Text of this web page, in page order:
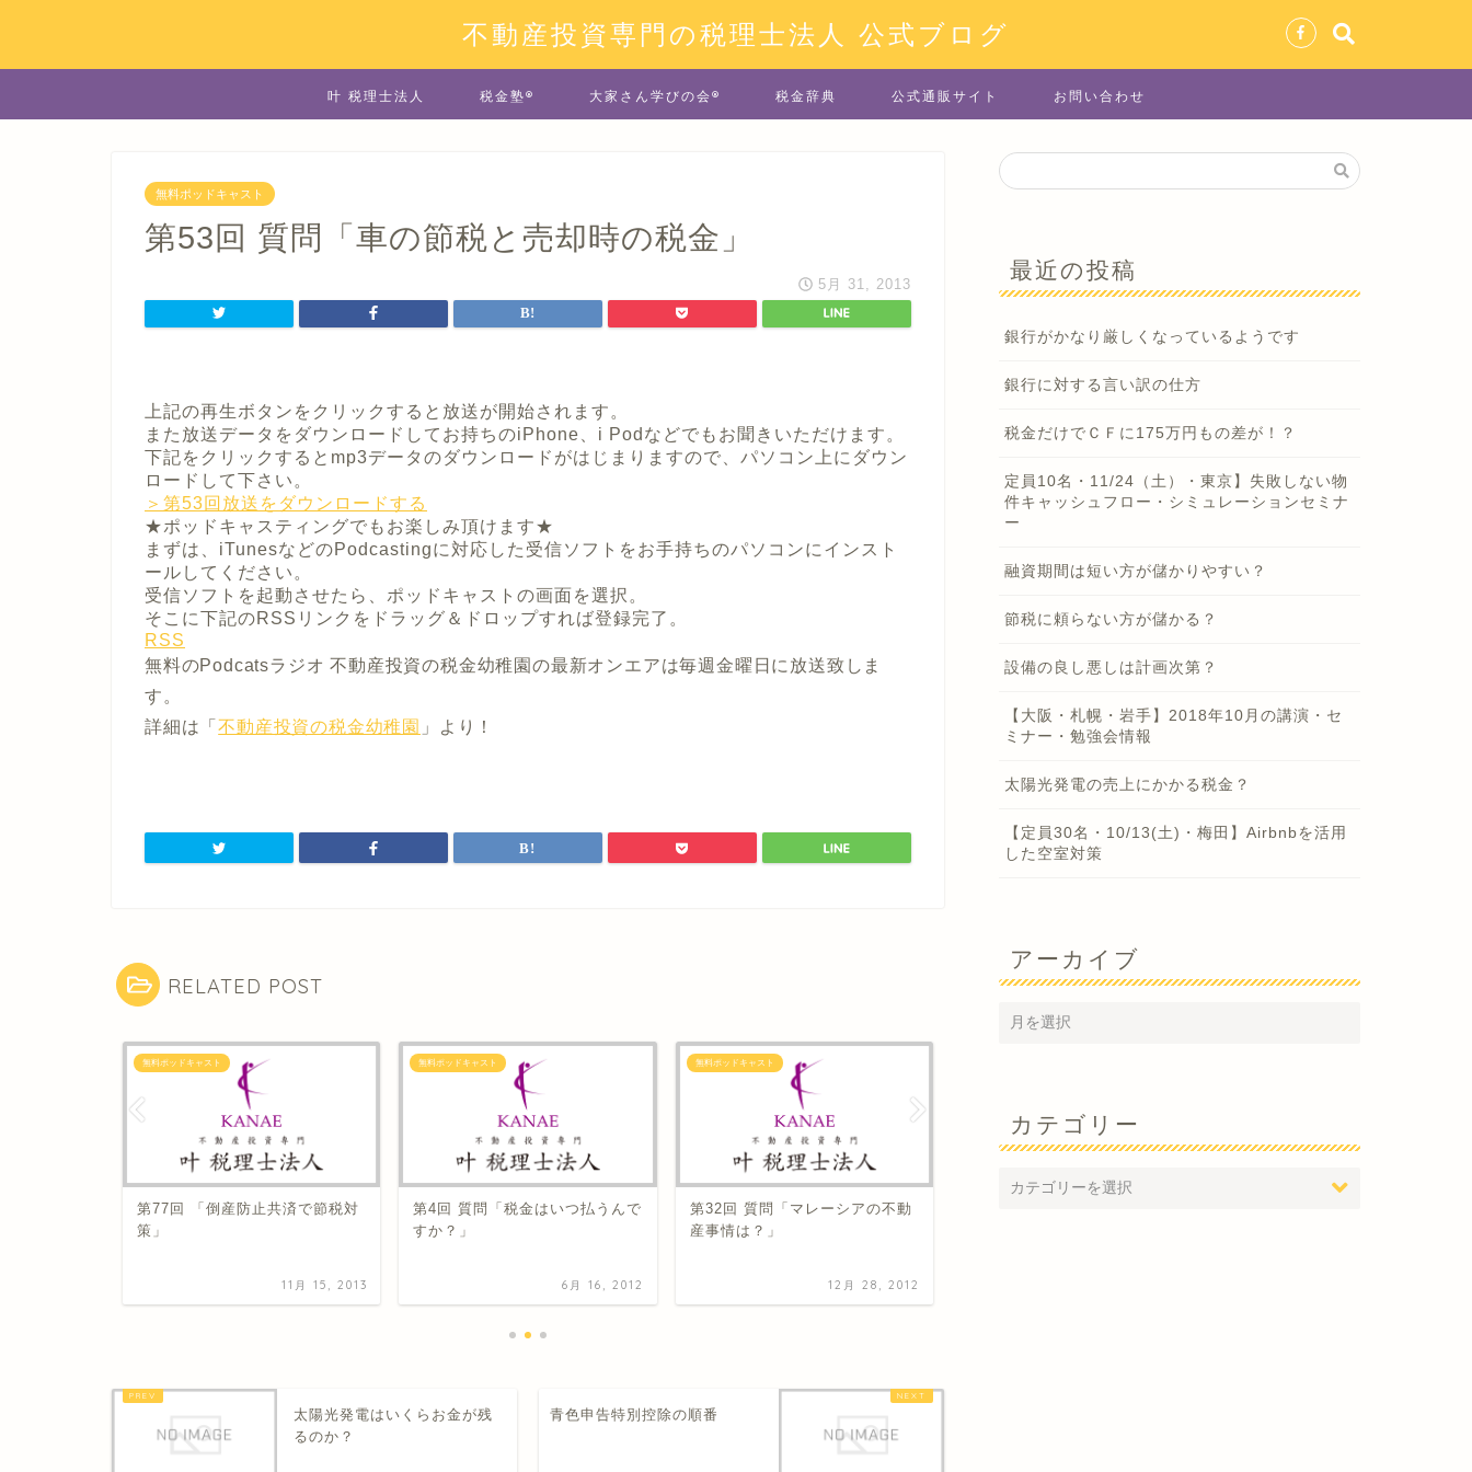
不動産投資専門の税理士法人 公式ブログ
叶 税理士法人 税金塾® 大家さん学びの会® 税金辞典 公式通販サイト お問い合わせ
無料ポッドキャスト
第53回 質問「車の節税と売却時の税金」
5月 31, 2013
上記の再生ボタンをクリックすると放送が開始されます。
また放送データをダウンロードしてお持ちのiPhone、i Podなどでもお聞きいただけます。
下記をクリックするとmp3データのダウンロードがはじまりますので、パソコン上にダウン
ロードして下さい。
＞第53回放送をダウンロードする
★ポッドキャスティングでもお楽しみ頂けます★
まずは、iTunesなどのPodcastingに対応した受信ソフトをお手持ちのパソコンにインスト
ールしてください。
受信ソフトを起動させたら、ポッドキャストの画面を選択。
そこに下記のRSSリンクをドラッグ＆ドロップすれば登録完了。
RSS
無料のPodcatsラジオ 不動産投資の税金幼稚園の最新オンエアは毎週金曜日に放送致しま
す。
詳細は「不動産投資の税金幼稚園 」より！
RELATED POST
無料ポッドキャスト
第77回 「倒産防止共済で節税対
策」
11月 15, 2013
無料ポッドキャスト
第4回 質問「税金はいつ払うんで
すか？」
6月 16, 2012
無料ポッドキャスト
第32回 質問「マレーシアの不動
産事情は？」
12月 28, 2012
太陽光発電はいくらお金が残
るのか？
青色申告特別控除の順番
最近の投稿
銀行がかなり厳しくなっているようです
銀行に対する言い訳の仕方
税金だけでＣＦに175万円もの差が！？
定員10名・11/24（土）・東京】失敗しない物
件キャッシュフロー・シミュレーションセミナ
ー
融資期間は短い方が儲かりやすい？
節税に頼らない方が儲かる？
設備の良し悪しは計画次第？
【大阪・札幌・岩手】2018年10月の講演・セ
ミナー・勉強会情報
太陽光発電の売上にかかる税金？
【定員30名・10/13(土)・梅田】Airbnbを活用
した空室対策
アーカイブ
カテゴリー